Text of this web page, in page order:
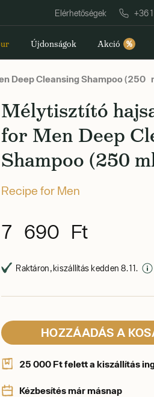
Elérhetőségek +36
Újdonságok Akció %
Deep Cleansing Shampoo (250
Mélytisztító
for Men Deep
Shampoo (250
Recipe for Men
7 690 Ft
Raktáron, kiszállítás kedden 8. 11.
HOZZÁADÁS A
25 000 Ft felett a kiszállítás
Kézbesítés már másnap